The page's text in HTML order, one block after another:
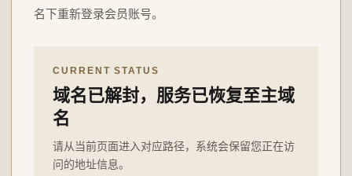
名下重新登录会员账号。
CURRENT STATUS
域名已解封，服务已恢复至主域
名
请从当前页面进入对应路径，系统会保留您正在访
问的地址信息。